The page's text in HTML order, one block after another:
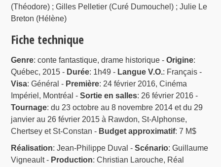
(Théodore) ; Gilles Pelletier (Curé Dumouchel) ; Julie Le
Breton (Hélène)
Fiche technique
Genre: conte fantastique, drame historique -Origine:
Québec, 2015 - Durée: 1h49 - Langue V.O.: Français -
Visa: Général - Première: 24 février 2016, Cinéma
Impériel, Montréal -Sortie en salles: 26 février 2016 -
Tournage: du 23 octobre au 8 novembre 2014 et du 29
janvier au 26 février 2015 à Rawdon, St-Alphonse,
Chertsey et St-Constan - Budget approximatif: 7 M$
Réalisation: Jean-Philippe Duval -Scénario: Guillaume
Vigneault - Production: Christian Larouche, Réal